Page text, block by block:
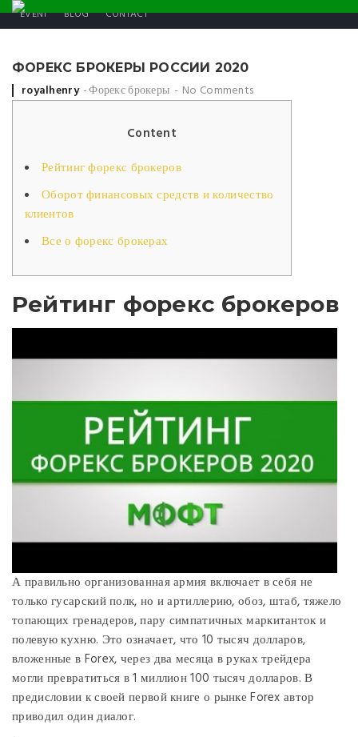
EVENT BLOG CONTACT
ФОРЕКС БРОКЕРЫ РОССИИ 2020
Posted by
royalhenry Форекс брокеры No Comments
Content
Рейтинг форекс брокеров
Оборот финансовых средств и количество
клиентов
Все о форекс брокерах
Рейтинг форекс брокеров
А правильно организованная армия включает в себя не
только гусарский полк, но и артиллерию, обоз, штаб, тяжело
топающих гренадеров, пару симпатичных маркитанток и
полевую кухню. Это означает, что 10 тысяч долларов,
вложенные в Forex, через два месяца в руках трейдера
могли превратиться в 1 миллион 100 тысяч долларов. В
предисловии к своей первой книге о рынке Forex автор
приводил один диалог.